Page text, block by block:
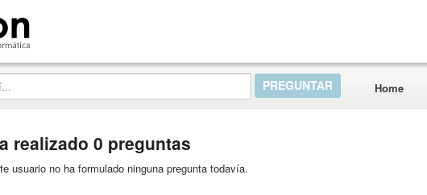
Home
realizado 0 preguntas
usuario no ha formulado ninguna pregunta todavía.